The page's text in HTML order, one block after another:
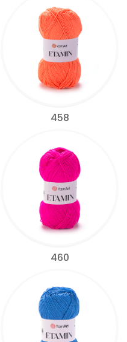
458
460